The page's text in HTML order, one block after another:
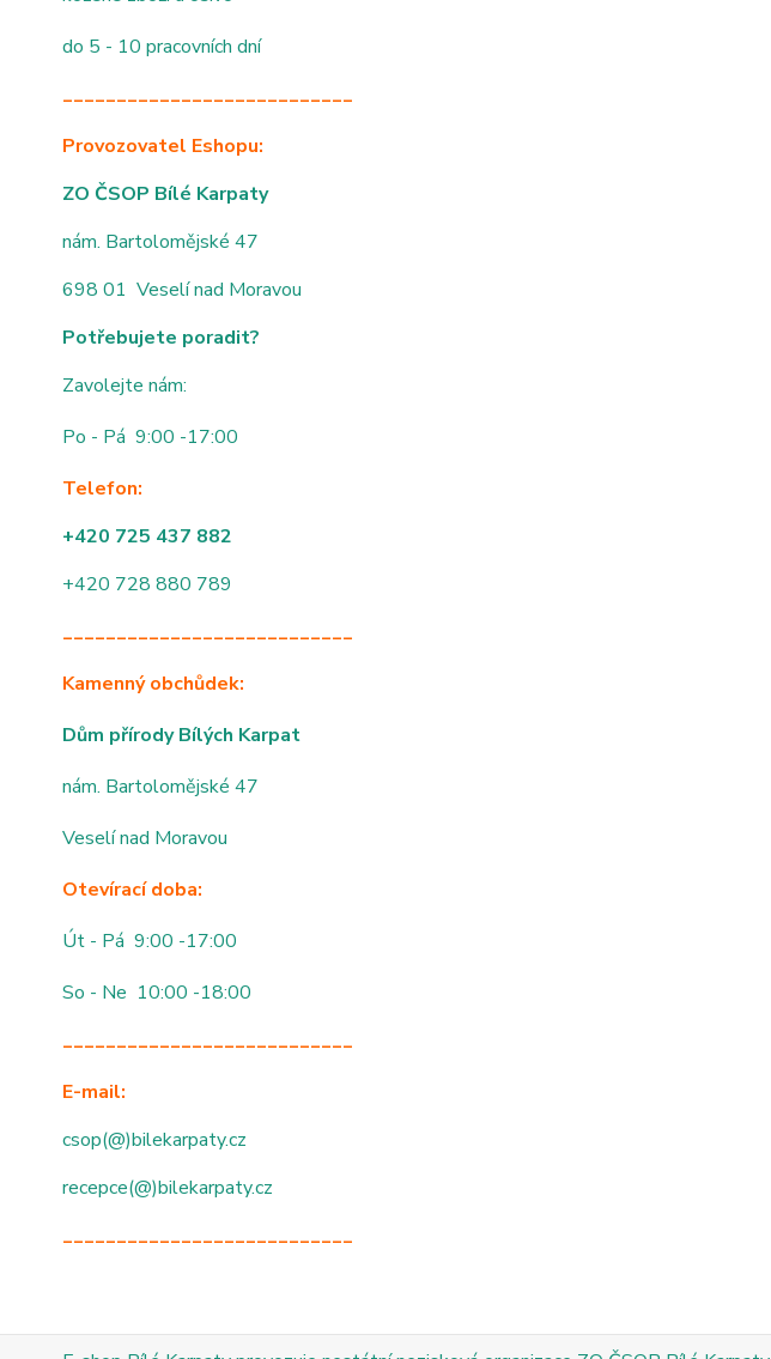
do 5 - 10 pracovních dní
___________________________
Provozovatel Eshopu:
ZO ČSOP Bílé Karpaty
nám. Bartolomějské 47
698 01 Veselí nad Moravou
Potřebujete poradit?
Zavolejte nám:
Po - Pá 9:00 -17:00
Telefon:
+420 725 437 882
+420 728 880 789
___________________________
Kamenný obchůdek:
Dům přírody Bílých Karpat
nám. Bartolomějské 47
Veselí nad Moravou
Otevírací doba:
Út - Pá 9:00 -17:00
So - Ne 10:00 -18:00
___________________________
E-mail:
csop(@)bilekarpaty.cz
recepce(@)bilekarpaty.cz
___________________________